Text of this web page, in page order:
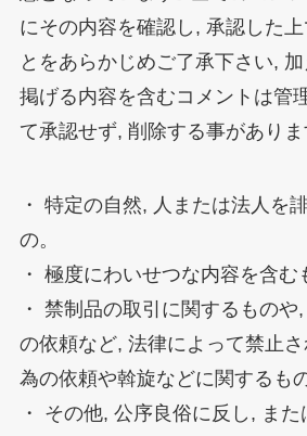
にその内容を確認し, 承認した
とをあらかじめご了承下さい,
掲げる内容を含むコメントは管
て承認せず, 削除する事がありま
・ 特定の自然, 人または法人を
の。
・ 極度にわいせつな内容を含む
・ 禁制品の取引に関するもの
の依頼など, 法律によって禁止
為の依頼や斡旋などに関するもの
・ その他, 公序良俗に反し, ま